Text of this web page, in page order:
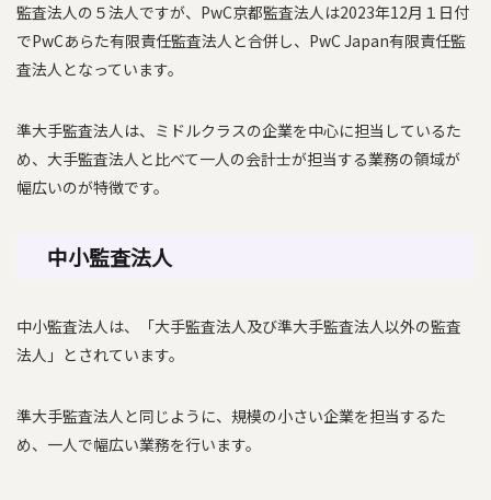
監査法人の５法人ですが、PwC京都監査法人は2023年12月１日付
でPwCあらた有限責任監査法人と合併し、PwC Japan有限責任監
査法人となっています。
準大手監査法人は、ミドルクラスの企業を中心に担当しているた
め、大手監査法人と比べて一人の会計士が担当する業務の領域が
幅広いのが特徴です。
中小監査法人
中小監査法人は、「大手監査法人及び準大手監査法人以外の監査
法人」とされています。
準大手監査法人と同じように、規模の小さい企業を担当するた
め、一人で幅広い業務を行います。